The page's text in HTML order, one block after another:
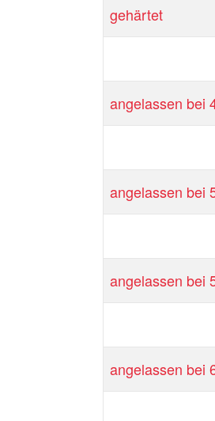
gehärtet
angelassen bei
angelassen bei
angelassen bei
angelassen bei